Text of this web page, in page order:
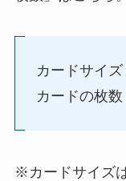
カードサイズ
カードの枚数
※カードサイズ